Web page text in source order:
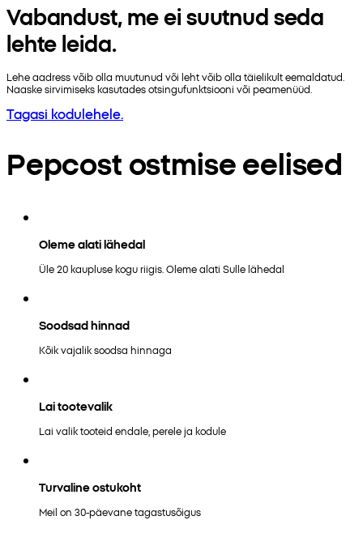
Vabandust, me ei suutnud seda
lehte leida.
Lehe aadress võib olla muutunud või leht võib olla täielikult eemaldatud.
Naaske sirvimiseks kasutades otsingufunktsiooni või peamenüüd.
Tagasi kodulehele.
Pepcost ostmise eelised
Oleme alati lähedal
Üle 20 kaupluse kogu riigis. Oleme alati Sulle lähedal
Soodsad hinnad
Kõik vajalik soodsa hinnaga
Lai tootevalik
Lai valik tooteid endale, perele ja kodule
Turvaline ostukoht
Meil on 30-päevane tagastusõigus